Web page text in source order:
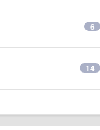
6
14